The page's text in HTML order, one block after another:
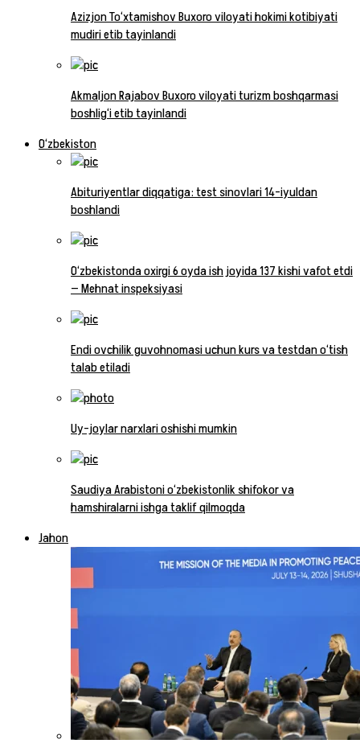
Azizjon To‘xtamishov Buxoro viloyati hokimi kotibiyati
mudiri etib tayinlandi
Akmaljon Rajabov Buxoro viloyati turizm boshqarmasi
boshlig‘i etib tayinlandi
O‘zbekiston
Abituriyentlar diqqatiga: test sinovlari 14-iyuldan
boshlandi
O‘zbekistonda oxirgi 6 oyda ish joyida 137 kishi vafot etdi
— Mehnat inspeksiyasi
Endi ovchilik guvohnomasi uchun kurs va testdan o‘tish
talab etiladi
Uy-joylar narxlari oshishi mumkin
Saudiya Arabistoni o‘zbekistonlik shifokor va
hamshiralarni ishga taklif qilmoqda
Jahon